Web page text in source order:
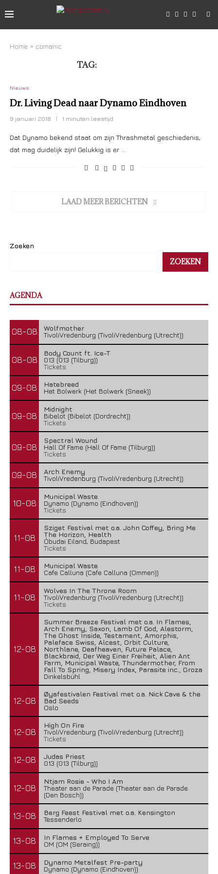
Home » comanic
TAG:
Nieuws
Dr. Living Dead naar Dynamo Eindhoven
9 januari 2018 1 minuten leestijd
Dat Dynamo bekend staat om zijn Thrashmetal geschiedenis,
dat mag duidelijk zijn! Gelukkig is er …
LAAD MEER BERICHTEN
Zoeken
ZOEKEN
AGENDA
08-08
Wolfmother
TivoliVredenburg (TivoliVredenburg (Utrecht))
08-08
Body Count ft. Ice-T
013 (013 (Tilburg))
Tickets
09-08
Hatebreed
Het Bolwerk (Het Bolwerk (Sneek))
09-08
Midnight
Bibelot (Bibelot (Dordrecht))
Tickets
09-08
Spectral Wound
Hall Of Fame (Hall Of Fame (Tilburg))
Tickets
09-08
Arch Enemy
TivoliVredenburg (TivoliVredenburg (Utrecht))
10-08
Municipal Waste
Dynamo (Dynamo (Eindhoven))
Tickets
11-08
Sziget Festival met o.a. John Coffey, Bring Me
The Horizon, Health
Óbudai Eiland, Budapest
Tickets
11-08
Municipal Waste
Cafe Calluna (Cafe Calluna (Ommen))
11-08
Wolves In The Throne Room
TivoliVredenburg (TivoliVredenburg (Utrecht))
Tickets
12-08
Summer Breeze Festival met o.a. In Flames,
Arch Enemy, Saxon, Lamb Of God, Alestorm,
The Ghost Inside, Testament, Amorphis,
Paleface Swiss, Alcest, Orbit Culture,
Northlane, Deafheaven, Future Palace,
Blackbraid, Der Weg Einer Freiheit, Alien Ant
Farm, Municipal Waste, Thundermother, From
Fall To Spring, Misery Index, Parasite inc., Groza
Dinkelsbühl
12-08
Øyafestivalen Festival met o.a. Nick Cave & the
Bad Seeds
Oslo
12-08
High On Fire
TivoliVredenburg (TivoliVredenburg (Utrecht))
Tickets
12-08
Judas Priest
013 (013 (Tilburg))
12-08
Ntjam Rosie - Who I Am
Theater aan de Parade (Theater aan de Parade
(Den Bosch))
13-08
Berg Feest Festival met o.a. Kensington
Tessenderlo
13-08
In Flames + Employed To Serve
OM (OM (Seraing))
13-08
Dynamo Metalfest Pre-party
Dynamo (Dynamo (Eindhoven))